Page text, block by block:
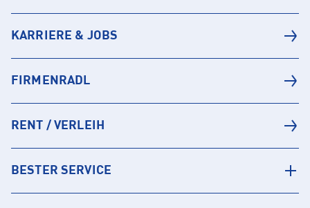
KARRIERE & JOBS
FIRMENRADL
RENT / VERLEIH
BESTER SERVICE